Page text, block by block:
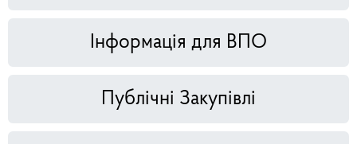
Інформація для ВПО
Публічні Закупівлі